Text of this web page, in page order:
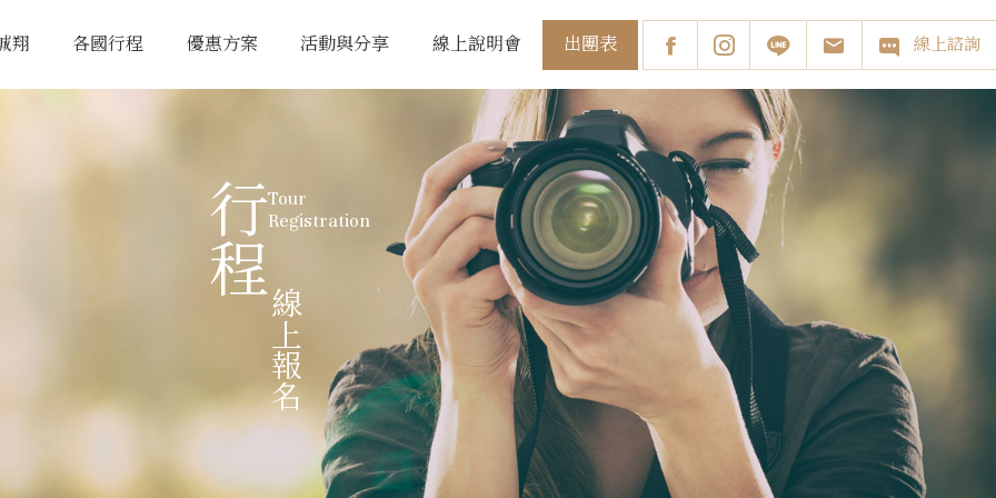
翔 各國行程 優惠方案 活動與分享 線上說明會 出團表 線上諮詢
行程
線上報名
Tour
Registration